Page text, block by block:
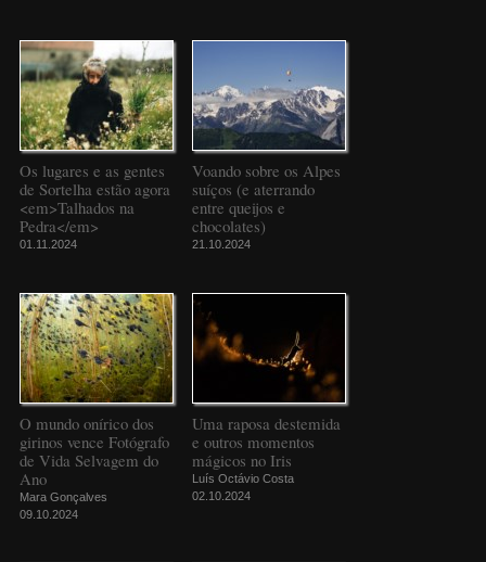
Os lugares e as gentes
de Sortelha estão agora
<em>Talhados na
Pedra</em>
01.11.2024
Voando sobre os Alpes
suíços (e aterrando
entre queijos e
chocolates)
21.10.2024
O mundo onírico dos
girinos vence Fotógrafo
de Vida Selvagem do
Ano
Mara Gonçalves
09.10.2024
Uma raposa destemida
e outros momentos
mágicos no Iris
Luís Octávio Costa
02.10.2024